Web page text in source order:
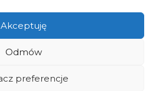
Akceptuję
Odmów
preferencje
Reserved.
REGON : 850412167, NIP :
Tribunal de district de